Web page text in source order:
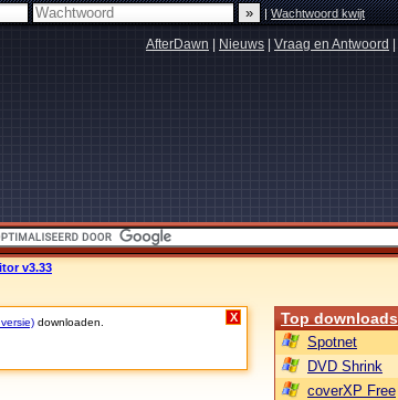
|Wachtwoord kwijt
AfterDawn Nieuws Vraag en Antwoord
v3.33
downloaden. X Top downloads
Spotnet
DVD Shrink
coverXP Free